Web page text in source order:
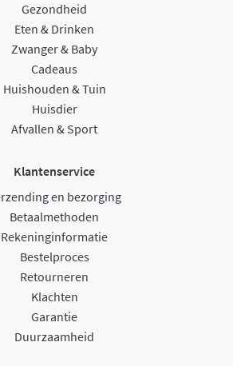
Gezondheid
Eten & Drinken
Zwanger & Baby
Cadeaus
Huishouden & Tuin
Huisdier
Afvallen & Sport
Klantenservice
en bezorging
Betaalmethoden
Rekeninginformatie
Bestelproces
Retourneren
Klachten
Garantie
Duurzaamheid